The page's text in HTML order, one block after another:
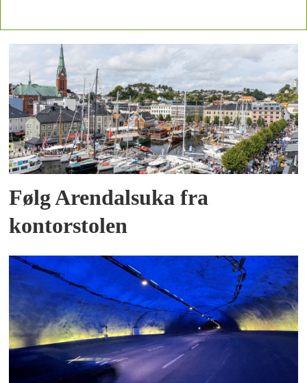
Følg Arendalsuka fra
kontorstolen